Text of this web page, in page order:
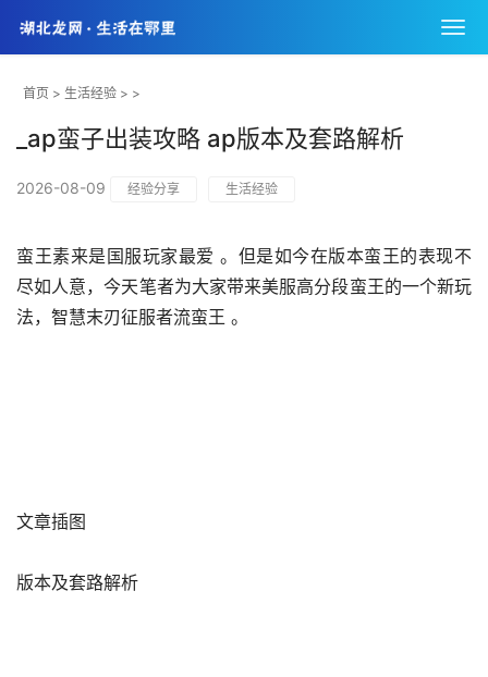
首页 > 生活经验 > >
_ap蛮子出装攻略 ap版本及套路解析
2026-08-09 经验分享 生活经验
蛮王素来是国服玩家最爱 。但是如今在版本蛮王的表现不
尽如人意，今天笔者为大家带来美服高分段蛮王的一个新玩
法，智慧末刃征服者流蛮王 。
文章插图
版本及套路解析